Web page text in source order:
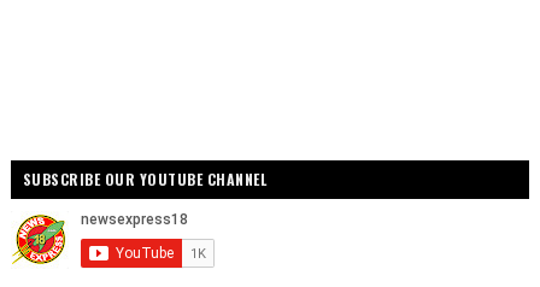
SUBSCRIBE OUR YOUTUBE CHANNEL